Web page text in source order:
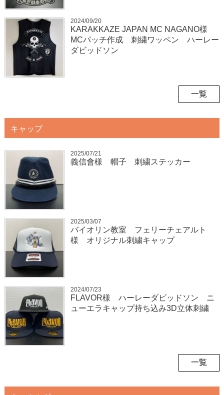
2024/09/20
KARAKKAZE JAPAN MC NAGANO様
MCパッチ作成 刺繍ワッペン ハーレー
ダビッドソン
一覧
キャップ
2025/07/21
義信會様 帽子 刺繍ステッカー
2025/03/07
バイオリン教室 フェリーチェアルト
様 オリジナル刺繍キャップ
2024/07/23
FLAVOR様 ハーレーダビッドソン ニ
ューエラキャップ持ち込み3D立体刺繍
一覧